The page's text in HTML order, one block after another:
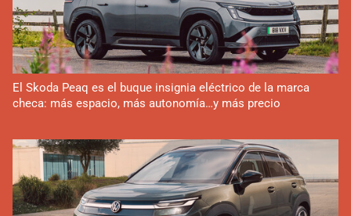
El Skoda Peaq es el buque insignia eléctrico de la marca
checa: más espacio, más autonomía…y más precio